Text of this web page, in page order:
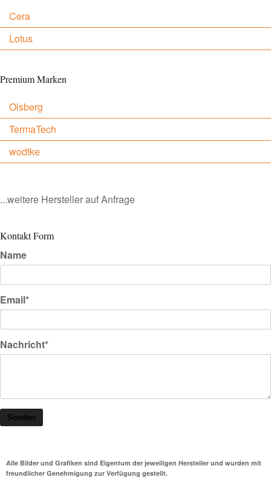
Cera
Lotus
Premium Marken
Olsberg
TermaTech
wodtke
...weitere Hersteller auf Anfrage
Kontakt Form
Name
Email*
Nachricht*
Senden
Alle Bilder und Grafiken sind Eigentum der jeweiligen Hersteller und wurden mit
freundlicher Genehmigung zur Verfügung gestellt.